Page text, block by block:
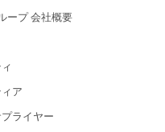
ープ 会社概要
ア
ライヤー